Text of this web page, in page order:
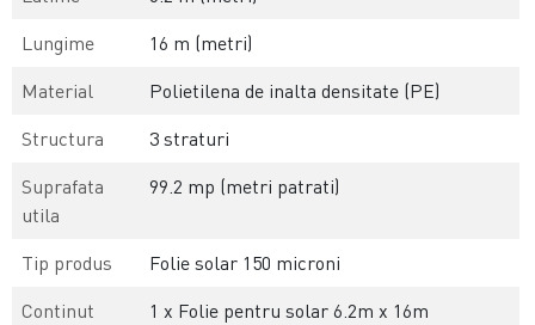
Lungime
16 m (metri)
Material
Polietilena de inalta densitate (PE)
Structura
3 straturi
Suprafata
utila
99.2 mp (metri patrati)
Tip produs
Folie solar 150 microni
Continut
1 x Folie pentru solar 6.2m x 16m